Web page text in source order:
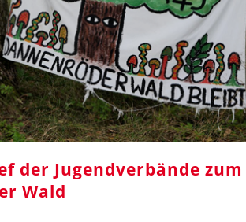
der Jugendverbände zum
Wald